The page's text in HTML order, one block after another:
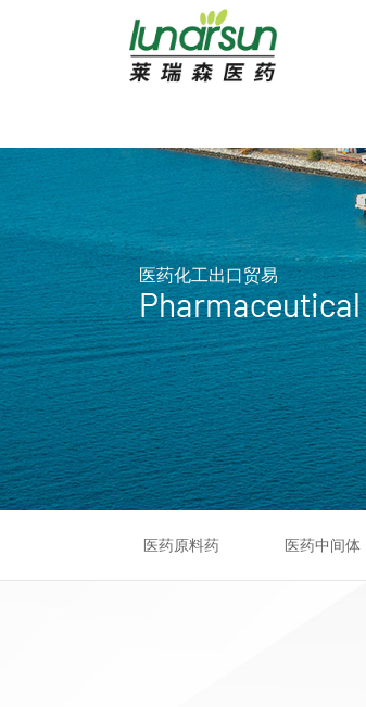
医药化工出口贸易
医药原料药 医药中间体